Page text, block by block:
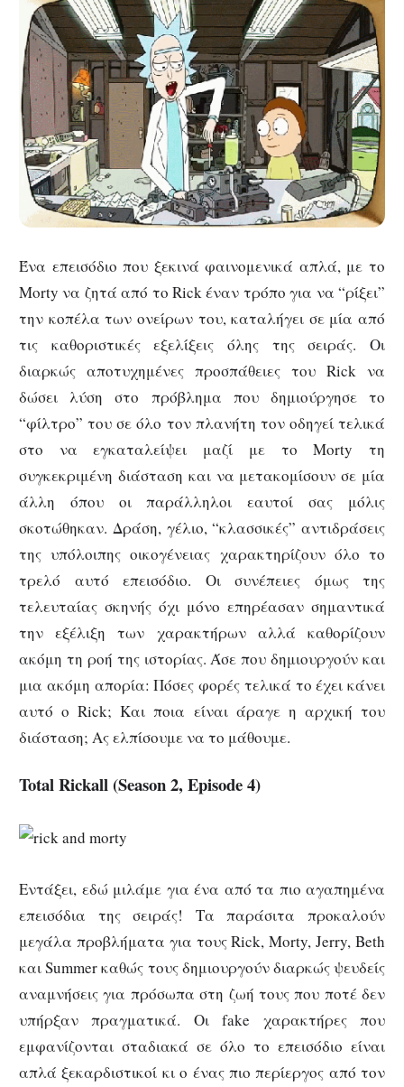
Ένα επεισόδιο που ξεκινά φαινομενικά απλά, με το
Morty να ζητά από το Rick έναν τρόπο για να “ρίξει”
την κοπέλα των ονείρων του, καταλήγει σε μία από
τις καθοριστικές εξελίξεις όλης της σειράς. Οι
διαρκώς αποτυχημένες προσπάθειες του Rick να
δώσει λύση στο πρόβλημα που δημιούργησε το
“φίλτρο” του σε όλο τον πλανήτη τον οδηγεί τελικά
στο να εγκαταλείψει μαζί με το Morty τη
συγκεκριμένη διάσταση και να μετακομίσουν σε μία
άλλη όπου οι παράλληλοι εαυτοί σας μόλις
σκοτώθηκαν. Δράση, γέλιο, “κλασσικές” αντιδράσεις
της υπόλοιπης οικογένειας χαρακτηρίζουν όλο το
τρελό αυτό επεισόδιο. Οι συνέπειες όμως της
τελευταίας σκηνής όχι μόνο επηρέασαν σημαντικά
την εξέλιξη των χαρακτήρων αλλά καθορίζουν
ακόμη τη ροή της ιστορίας. Άσε που δημιουργούν και
μια ακόμη απορία: Πόσες φορές τελικά το έχει κάνει
αυτό ο Rick; Και ποια είναι άραγε η αρχική του
διάσταση; Ας ελπίσουμε να το μάθουμε.
Total Rickall (Season 2, Episode 4)
Εντάξει, εδώ μιλάμε για ένα από τα πιο αγαπημένα
επεισόδια της σειράς! Τα παράσιτα προκαλούν
μεγάλα προβλήματα για τους Rick, Morty, Jerry, Beth
και Summer καθώς τους δημιουργούν διαρκώς ψευδείς
αναμνήσεις για πρόσωπα στη ζωή τους που ποτέ δεν
υπήρξαν πραγματικά. Οι fake χαρακτήρες που
εμφανίζονται σταδιακά σε όλο το επεισόδιο είναι
απλά ξεκαρδιστικοί κι ο ένας πιο περίεργος από τον